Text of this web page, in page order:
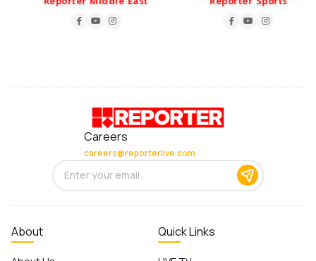
Careers
careers@reporterlive.com
About Quick Links